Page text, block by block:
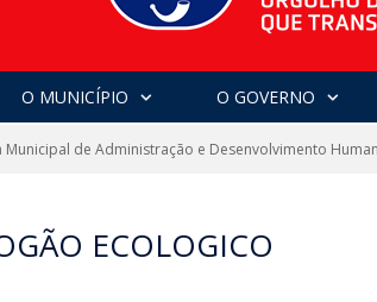
O MUNICÍPIO O GOVERNO
Municipal de Administração e Desenvolvimento
ECOLOGICO